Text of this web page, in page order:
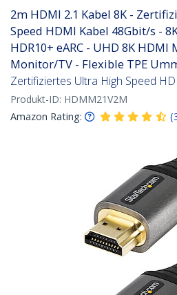
2m HDMI 2.1 Kabel 8K -
Speed HDMI Kabel 48Gbit/s -
HDR10+ eARC - UHD 8K
Monitor/TV - Flexible TPE
Zertifiziertes Ultra High Speed
Produkt-ID: HDMM21V2M
Amazon Rating:
(